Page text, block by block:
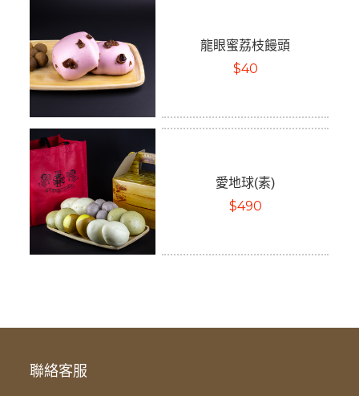
龍眼蜜荔枝饅頭
$40
愛地球(素)
$490
聯絡客服